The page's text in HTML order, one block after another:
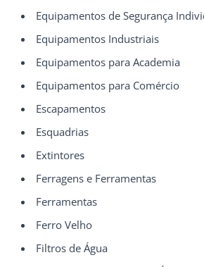
Equipamentos de Segurança
Equipamentos Industriais
Equipamentos para Academia
Equipamentos para Comércio
Escapamentos
Esquadrias
Extintores
Ferragens e Ferramentas
Ferramentas
Ferro Velho
Filtros de Água